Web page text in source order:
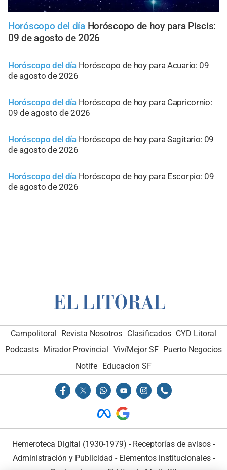
Horóscopo del día Horóscopo de hoy para Piscis:
09 de agosto de 2026
Horóscopo del día Horóscopo de hoy para Acuario: 09
de agosto de 2026
Horóscopo del día Horóscopo de hoy para Capricornio:
09 de agosto de 2026
Horóscopo del día Horóscopo de hoy para Sagitario: 09
de agosto de 2026
Horóscopo del día Horóscopo de hoy para Escorpio: 09
de agosto de 2026
Campolitoral Revista Nosotros Clasificados CYD Litoral
Podcasts Mirador Provincial VivíMejor SF Puerto Negocios
Notife
Educacion SF
Hemeroteca Digital (1930-1979) - Receptorías de avisos -
Administración y Publicidad - Elementos institucionales-